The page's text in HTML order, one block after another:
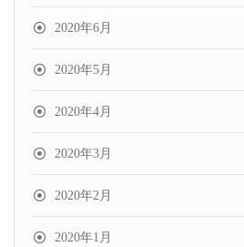
2020年6月
2020年5月
2020年4月
2020年3月
2020年2月
2020年1月